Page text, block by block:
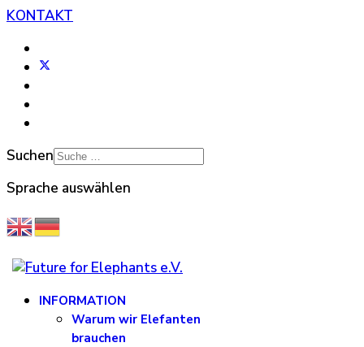
KONTAKT
Suchen
Sprache auswählen
INFORMATION
Warum wir Elefanten
brauchen